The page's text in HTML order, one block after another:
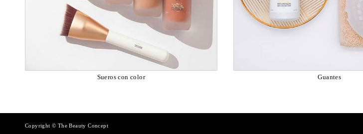
Sueros con color Guantes
Copyright © The Beauty Concept